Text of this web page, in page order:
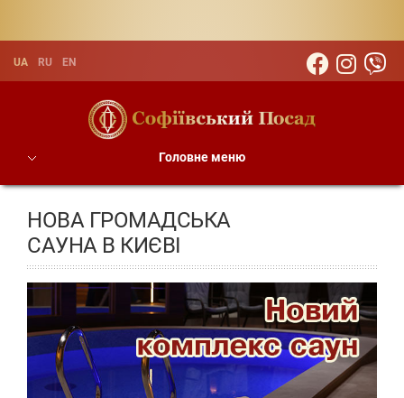
UA RU EN
Головне меню
НОВА ГРОМАДСЬКА
САУНА В КИЄВІ